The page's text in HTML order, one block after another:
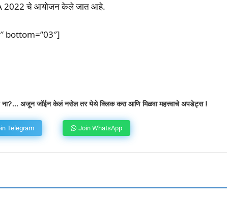
2022 चे आयोजन केले जात आहे.
bottom=”03″]
ना?... अजून जॉईन केलं नसेल तर येथे क्लिक करा आणि मिळवा महत्त्वाचे अपडेट्स !
Telegram Join WhatsApp